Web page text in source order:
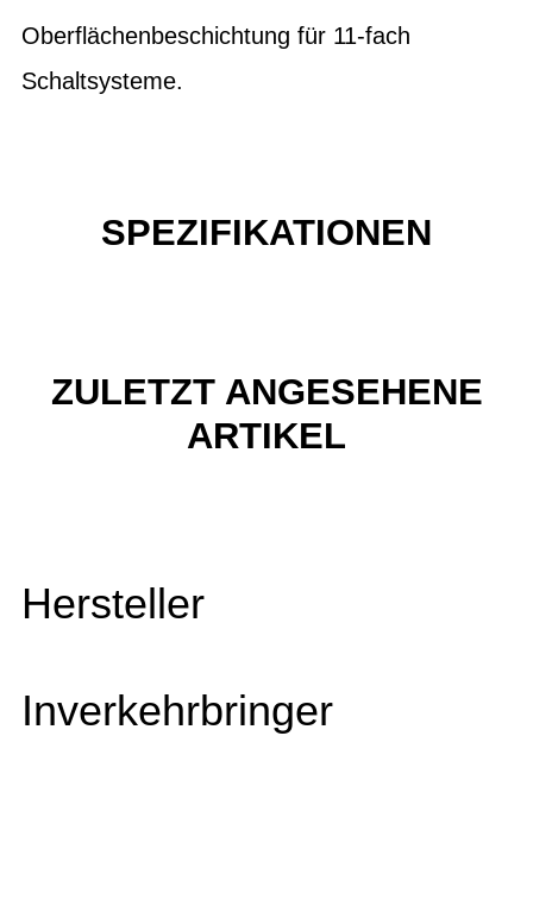
Oberflächenbeschichtung für 11-fach
Schaltsysteme.
SPEZIFIKATIONEN
ZULETZT ANGESEHENE
ARTIKEL
Hersteller
Inverkehrbringer